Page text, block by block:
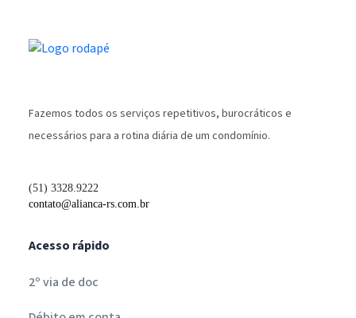
Fazemos todos os serviços repetitivos, burocráticos e
necessários para a rotina diária de um condomínio.
(51) 3328.9222
contato@alianca-rs.com.br
Acesso rápido
2º via de doc